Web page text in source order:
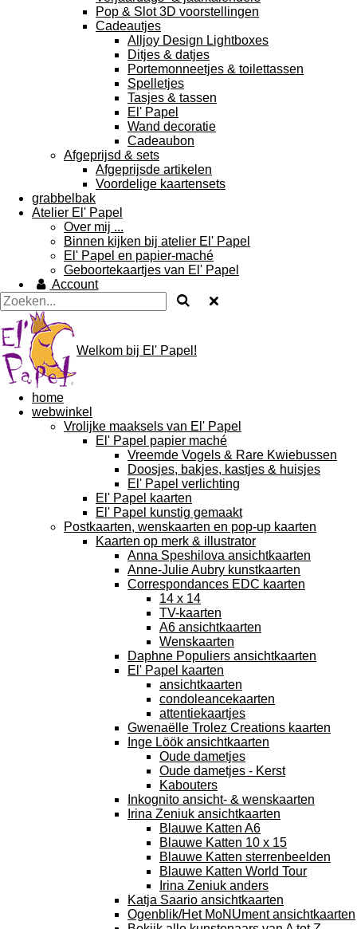
Pop & Slot 3D voorstellingen
Cadeautjes
Alljoy Design Lightboxes
Ditjes & datjes
Portemonneetjes & toilettassen
Spelletjes
Tasjes & tassen
El' Papel
Wand decoratie
Cadeaubon
Afgeprijsd & sets
Afgeprijsde artikelen
Voordelige kaartensets
grabbelbak
Atelier El' Papel
Over mij ...
Binnen kijken bij atelier El' Papel
El' Papel en papier-maché
Geboortekaartjes van El' Papel
Account
Welkom bij El' Papel!
home
webwinkel
Vrolijke maaksels van El' Papel
El' Papel papier maché
Vreemde Vogels & Rare Kwiebussen
Doosjes, bakjes, kastjes & huisjes
El' Papel verlichting
El' Papel kaarten
El' Papel kunstig gemaakt
Postkaarten, wenskaarten en pop-up kaarten
Kaarten op merk & illustrator
Anna Speshilova ansichtkaarten
Anne-Julie Aubry kunstkaarten
Correspondances EDC kaarten
14 x 14
TV-kaarten
A6 ansichtkaarten
Wenskaarten
Daphne Populiers ansichtkaarten
El' Papel kaarten
ansichtkaarten
condoleancekaarten
attentiekaartjes
Gwenaëlle Trolez Creations kaarten
Inge Löök ansichtkaarten
Oude dametjes
Oude dametjes - Kerst
Kabouters
Inkognito ansicht- & wenskaarten
Irina Zeniuk ansichtkaarten
Blauwe Katten A6
Blauwe Katten 10 x 15
Blauwe Katten sterrenbeelden
Blauwe Katten World Tour
Irina Zeniuk anders
Katja Saario ansichtkaarten
Ogenblik/Het MoNUment ansichtkaarten